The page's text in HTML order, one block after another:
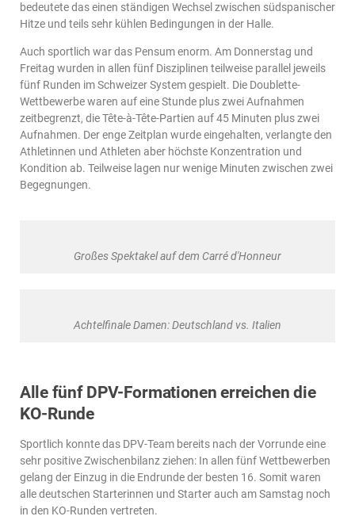
bedeutete das einen ständigen Wechsel zwischen südspanischer
Hitze und teils sehr kühlen Bedingungen in der Halle.
Auch sportlich war das Pensum enorm. Am Donnerstag und
Freitag wurden in allen fünf Disziplinen teilweise parallel jeweils
fünf Runden im Schweizer System gespielt. Die Doublette-
Wettbewerbe waren auf eine Stunde plus zwei Aufnahmen
zeitbegrenzt, die Tête-à-Tête-Partien auf 45 Minuten plus zwei
Aufnahmen. Der enge Zeitplan wurde eingehalten, verlangte den
Athletinnen und Athleten aber höchste Konzentration und
Kondition ab. Teilweise lagen nur wenige Minuten zwischen zwei
Begegnungen.
Großes Spektakel auf dem Carré d'Honneur
Achtelfinale Damen: Deutschland vs. Italien
Alle fünf DPV-Formationen erreichen die
KO-Runde
Sportlich konnte das DPV-Team bereits nach der Vorrunde eine
sehr positive Zwischenbilanz ziehen: In allen fünf Wettbewerben
gelang der Einzug in die Endrunde der besten 16. Somit waren
alle deutschen Starterinnen und Starter auch am Samstag noch
in den KO-Runden vertreten.